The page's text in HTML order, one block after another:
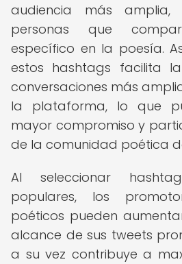
audiencia más amplia,
personas que
específico en la poesía.
estos hashtags facilita
conversaciones más
la plataforma, lo que
mayor compromiso y
de la comunidad poética
Al seleccionar
populares, los
poéticos pueden
alcance de sus tweets
a su vez contribuye a